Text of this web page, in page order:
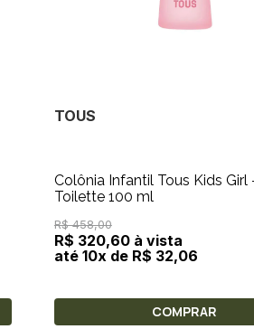
TOUS
Colônia Infantil Tous Kids Girl
Toilette 100 ml
R$ 458,00
R$ 320,60 à vista
até 10x de R$ 32,06
COMPRAR